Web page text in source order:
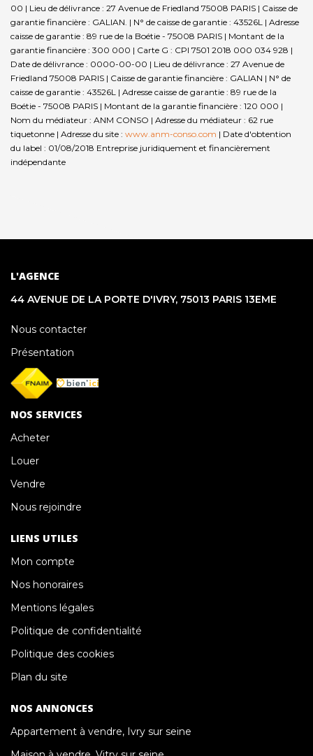
00 | Lieu de délivrance : 27 Avenue de Friedland 75008 PARIS | Caisse de
garantie financière : GALIAN. | N° de caisse de garantie : 43526L | Adresse
caisse de garantie : 89 rue de la Boétie - 75008 PARIS | Montant de la
garantie financière : 300 000 | Carte G : CPI 7501 2018 000 034 928 |
Date de délivrance : 0000-00-00 | Lieu de délivrance : 27 Avenue de
Friedland 75008 PARIS | Caisse de garantie financière : GALIAN | N° de
caisse de garantie : 43526L | Adresse caisse de garantie : 89 rue de la
Boétie - 75008 PARIS | Montant de la garantie financière : 120 000 |
Nom du médiateur : ANM CONSO | Adresse du médiateur : 62 rue
tiquetonne | Adresse du site : www.anm-conso.com | Date d'obtention
du label : 01/08/2018 Entreprise juridiquement et financièrement
indépendante
L'AGENCE
44 AVENUE DE LA PORTE D'IVRY, 75013 PARIS 13EME
Nous contacter
Présentation
NOS SERVICES
Acheter
Louer
Vendre
Nous rejoindre
LIENS UTILES
Mon compte
Nos honoraires
Mentions légales
Politique de confidentialité
Politique des cookies
Plan du site
NOS ANNONCES
Appartement à vendre, Ivry sur seine